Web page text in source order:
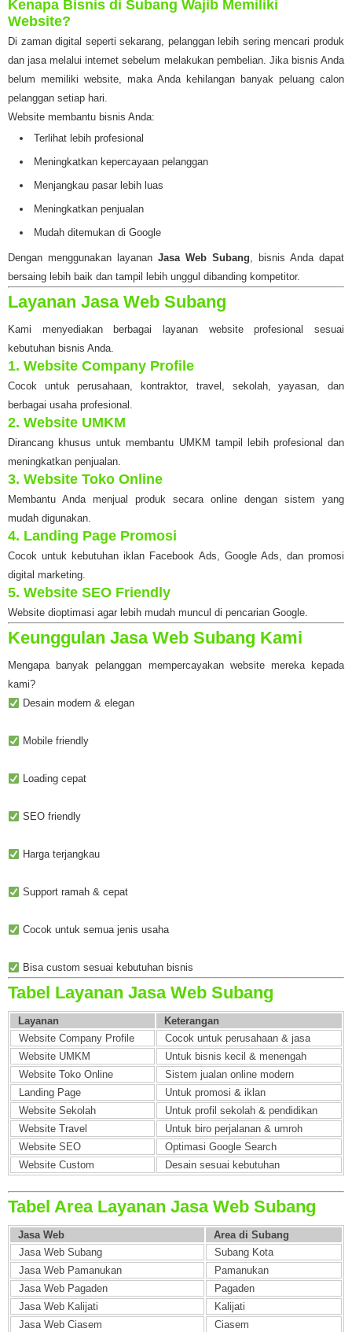
Kenapa Bisnis di Subang Wajib Memiliki
Website?
Di zaman digital seperti sekarang, pelanggan lebih sering mencari produk
dan jasa melalui internet sebelum melakukan pembelian. Jika bisnis Anda
belum memiliki website, maka Anda kehilangan banyak peluang calon
pelanggan setiap hari.
Website membantu bisnis Anda:
Terlihat lebih profesional
Meningkatkan kepercayaan pelanggan
Menjangkau pasar lebih luas
Meningkatkan penjualan
Mudah ditemukan di Google
Dengan menggunakan layanan Jasa Web Subang, bisnis Anda dapat
bersaing lebih baik dan tampil lebih unggul dibanding kompetitor.
Layanan Jasa Web Subang
Kami menyediakan berbagai layanan website profesional sesuai
kebutuhan bisnis Anda.
1. Website Company Profile
Cocok untuk perusahaan, kontraktor, travel, sekolah, yayasan, dan
berbagai usaha profesional.
2. Website UMKM
Dirancang khusus untuk membantu UMKM tampil lebih profesional dan
meningkatkan penjualan.
3. Website Toko Online
Membantu Anda menjual produk secara online dengan sistem yang
mudah digunakan.
4. Landing Page Promosi
Cocok untuk kebutuhan iklan Facebook Ads, Google Ads, dan promosi
digital marketing.
5. Website SEO Friendly
Website dioptimasi agar lebih mudah muncul di pencarian Google.
Keunggulan Jasa Web Subang Kami
Mengapa banyak pelanggan mempercayakan website mereka kepada
kami?
Desain modern & elegan
Mobile friendly
Loading cepat
SEO friendly
Harga terjangkau
Support ramah & cepat
Cocok untuk semua jenis usaha
Bisa custom sesuai kebutuhan bisnis
Tabel Layanan Jasa Web Subang
Layanan
Keterangan
Website Company Profile
Cocok untuk perusahaan & jasa
Website UMKM
Untuk bisnis kecil & menengah
Website Toko Online
Sistem jualan online modern
Landing Page
Untuk promosi & iklan
Website Sekolah
Untuk profil sekolah & pendidikan
Website Travel
Untuk biro perjalanan & umroh
Website SEO
Optimasi Google Search
Website Custom
Desain sesuai kebutuhan
Tabel Area Layanan Jasa Web Subang
Jasa Web
Area di Subang
Jasa Web Subang
Subang Kota
Jasa Web Pamanukan
Pamanukan
Jasa Web Pagaden
Pagaden
Jasa Web Kalijati
Kalijati
Jasa Web Ciasem
Ciasem